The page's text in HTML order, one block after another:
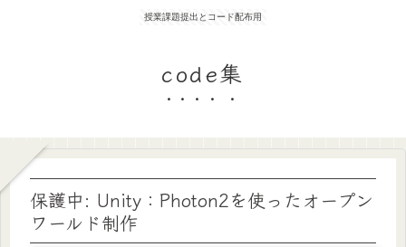
授業課題提出とコード配布用
code集
保護中: Unity：Photon2を使ったオープン
ワールド制作